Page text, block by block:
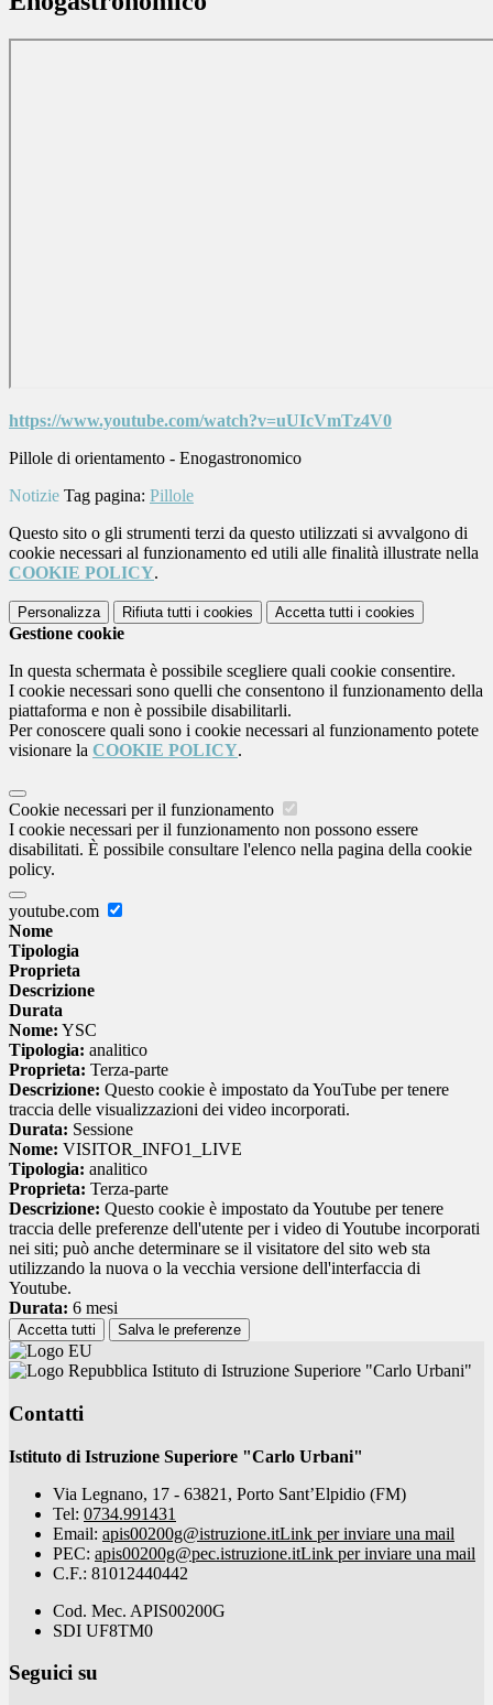
https://www.youtube.com/watch?v=uUIcVmTz4V0
Pillole di orientamento - Enogastronomico
Notizie Tag pagina: Pillole
Questo sito o gli strumenti terzi da questo utilizzati si avvalgono di
cookie necessari al funzionamento ed utili alle finalità illustrate nella
COOKIE POLICY.
Personalizza Rifiuta tutti i cookies Accetta tutti i cookies
Gestione cookie
In questa schermata è possibile scegliere quali cookie consentire.
I cookie necessari sono quelli che consentono il funzionamento della
piattaforma e non è possibile disabilitarli.
Per conoscere quali sono i cookie necessari al funzionamento potete
visionare la COOKIE POLICY.
Cookie necessari per il funzionamento
I cookie necessari per il funzionamento non possono essere
disabilitati. È possibile consultare l'elenco nella pagina della cookie
policy.
youtube.com
Nome
Tipologia
Proprieta
Descrizione
Durata
Nome: YSC
Tipologia: analitico
Proprieta: Terza-parte
Descrizione: Questo cookie è impostato da YouTube per tenere
traccia delle visualizzazioni dei video incorporati.
Durata: Sessione
Nome: VISITOR_INFO1_LIVE
Tipologia: analitico
Proprieta: Terza-parte
Descrizione: Questo cookie è impostato da Youtube per tenere
traccia delle preferenze dell'utente per i video di Youtube incorporati
nei siti; può anche determinare se il visitatore del sito web sta
utilizzando la nuova o la vecchia versione dell'interfaccia di
Youtube.
Durata: 6 mesi
Accetta tutti Salva le preferenze
Istituto di Istruzione Superiore "Carlo Urbani"
Contatti
Istituto di Istruzione Superiore "Carlo Urbani"
Via Legnano, 17 - 63821, Porto Sant’Elpidio (FM)
Tel: 0734.991431
Email: apis00200g@istruzione.itLink per inviare una mail
PEC: apis00200g@pec.istruzione.itLink per inviare una mail
C.F.: 81012440442
Cod. Mec. APIS00200G
SDI UF8TM0
Seguici su